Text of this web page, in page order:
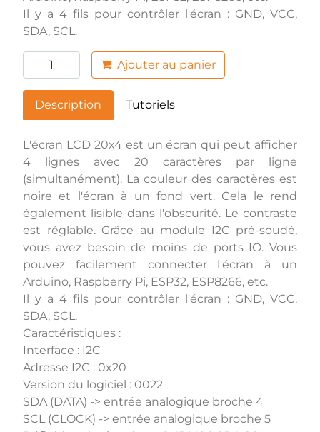
Il y a 4 fils pour contrôler l'écran : GND, VCC,
SDA, SCL.
Ajouter au panier
Description Tutoriels
L'écran LCD 20x4 est un écran qui peut afficher
4 lignes avec 20 caractères par ligne
(simultanément). La couleur des caractères est
noire et l'écran à un fond vert. Cela le rend
également lisible dans l'obscurité. Le contraste
est réglable. Grâce au module I2C pré-soudé,
vous avez besoin de moins de ports IO. Vous
pouvez facilement connecter l'écran à un
Arduino, Raspberry Pi, ESP32, ESP8266, etc.
Il y a 4 fils pour contrôler l'écran : GND, VCC,
SDA, SCL.
Caractéristiques :
Interface : I2C
Adresse I2C : 0x20
Version du logiciel : 0022
SDA (DATA) -> entrée analogique broche 4
SCL (CLOCK) -> entrée analogique broche 5